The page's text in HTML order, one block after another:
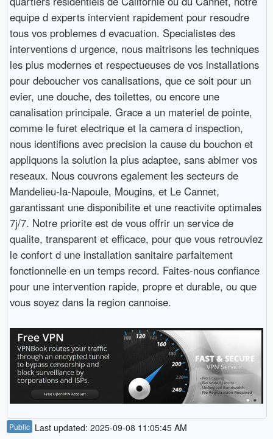
equipe d experts intervient rapidement pour resoudre
tous vos problemes d evacuation. Specialistes des
interventions d urgence, nous maitrisons les techniques
les plus modernes et respectueuses de vos installations
pour deboucher vos canalisations, que ce soit pour un
evier, une douche, des toilettes, ou encore une
canalisation principale. Grace a un materiel de pointe,
comme le furet electrique et la camera d inspection,
nous identifions avec precision la cause du bouchon et
appliquons la solution la plus adaptee, sans abimer vos
reseaux. Nous couvrons egalement les secteurs de
Mandelieu-la-Napoule, Mougins, et Le Cannet,
garantissant une disponibilite et une reactivite optimales
7j/7. Notre priorite est de vous offrir un service de
qualite, transparent et efficace, pour que vous retrouviez
le confort d une installation sanitaire parfaitement
fonctionnelle en un temps record. Faites-nous confiance
pour une intervention rapide, propre et durable, ou que
vous soyez dans la region cannoise.
Public Last updated: 2025-09-08 11:05:45 AM